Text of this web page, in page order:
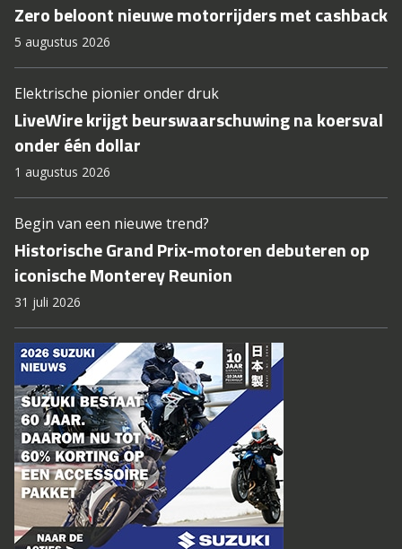
Zero beloont nieuwe motorrijders met cashback
5 augustus 2026
Elektrische pionier onder druk
LiveWire krijgt beurswaarschuwing na koersval
onder één dollar
1 augustus 2026
Begin van een nieuwe trend?
Historische Grand Prix-motoren debuteren op
iconische Monterey Reunion
31 juli 2026